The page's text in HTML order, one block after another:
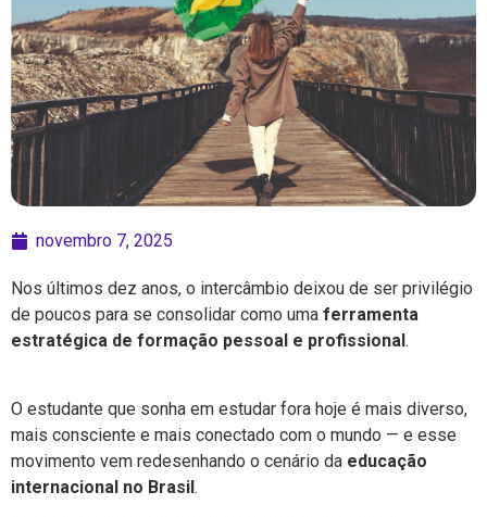
novembro 7, 2025
Nos últimos dez anos, o intercâmbio deixou de ser privilégio
de poucos para se consolidar como uma ferramenta
estratégica de formação pessoal e profissional .
O estudante que sonha em estudar fora hoje é mais diverso,
mais consciente e mais conectado com o mundo — e esse
movimento vem redesenhando o cenário da educação
internacional no Brasil.